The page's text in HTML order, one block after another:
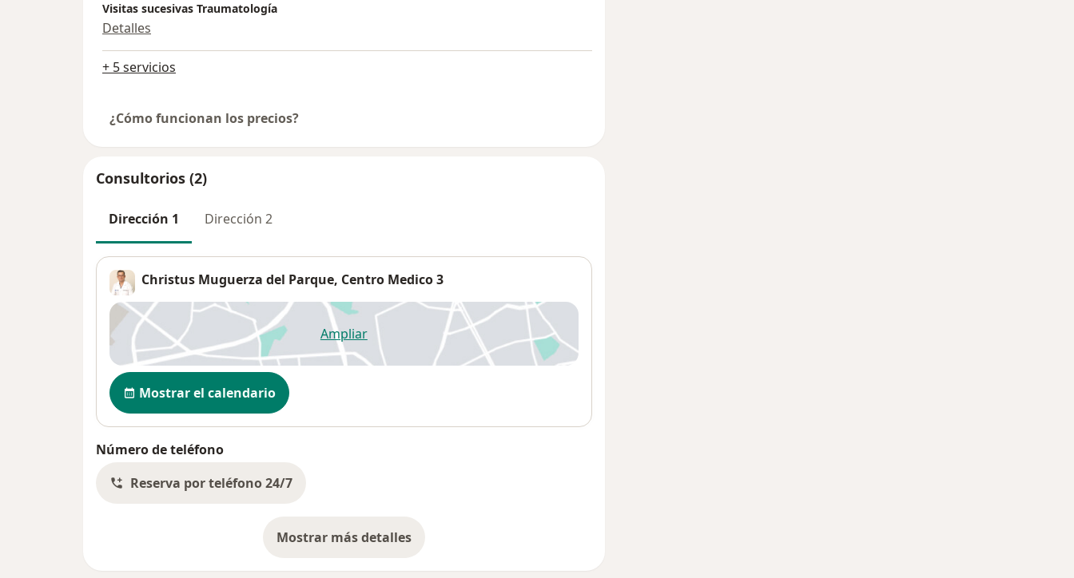
Visitas sucesivas Traumatología
Detalles
+ 5 servicios
¿Cómo funcionan los precios?
Consultorios (2)
Dirección 1 Dirección 2
Christus Muguerza del Parque, Centro Medico 3
Ampliarse abre en una nueva pestaña
Disponibilidad
Mostrar el calendario
Número de teléfono
Reserva por teléfono 24/7
Mostrar más detalles
sobre la dirección